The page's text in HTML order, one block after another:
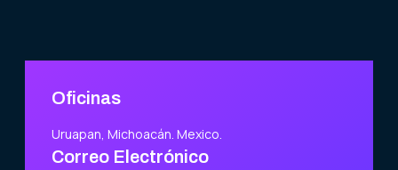
Oficinas
Uruapan, Michoacán. Mexico.
Correo Electrónico